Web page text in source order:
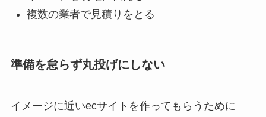
複数の業者で見積りをとる
準備を怠らず丸投げにしない
イメージに近いecサイトを作ってもらうために